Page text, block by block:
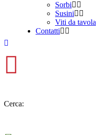
Sorbi
Susini
Viti da tavola
Contatti
Cerca: